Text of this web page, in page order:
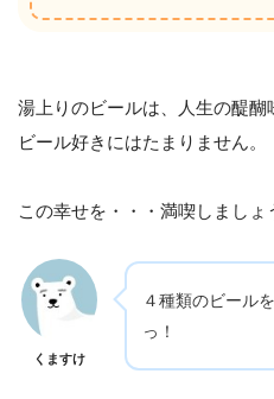
湯上りのビールは、人生の醍醐
ビール好きにはたまりません。
この幸せを・・・満喫しましょ
くますけ
４種類のビール
っ！